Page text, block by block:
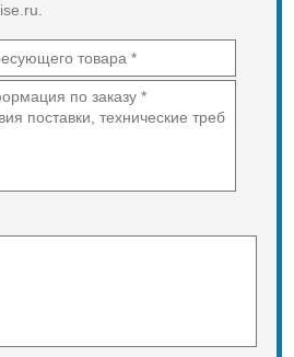
амплитуда 1.87мм
усилие нажима 46000(кг)
вес на барабане
вес на шине 8000кг
барабана 2130мм
скорость(Km/h),3
Chinese двигатель